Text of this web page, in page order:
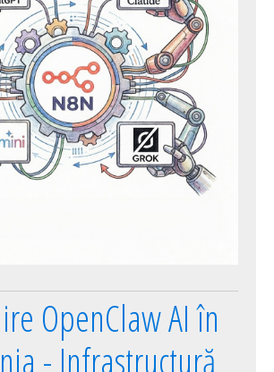
OpenClaw AI în
- Infrastructură